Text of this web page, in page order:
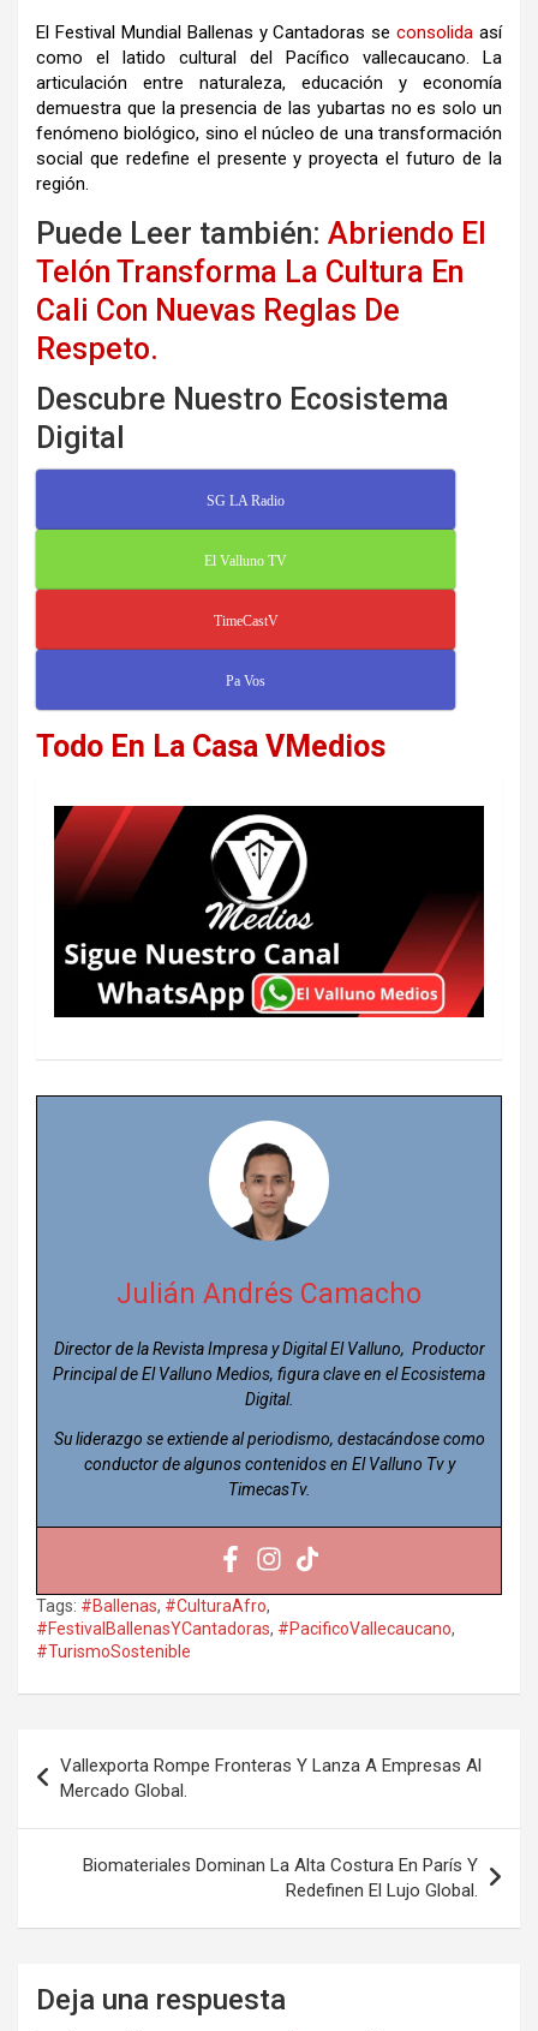
El Festival Mundial Ballenas y Cantadoras seconsolida así
como el latido cultural del Pacífico vallecaucano. La
articulación entre naturaleza, educación y economía
demuestra que la presencia de las yubartas no es solo un
fenómeno biológico, sino el núcleo de una transformación
social que redefine el presente y proyecta el futuro de la
región.
Puede Leer también: Abriendo El
Telón Transforma La Cultura En
Cali Con Nuevas Reglas De
Respeto.
Descubre Nuestro Ecosistema
Digital
SG LA Radio
El Valluno TV
TimeCastV
Pa Vos
Todo En La Casa VMedios
Julián Andrés Camacho
Director de la Revista Impresa y Digital El Valluno, Productor
Principal de El Valluno Medios, figura clave en el Ecosistema
Digital.
Su liderazgo se extiende al periodismo, destacándose como
conductor de algunos contenidos en El Valluno Tv y
TimecasTv.
Tags: #Ballenas, #CulturaAfro,
#FestivalBallenasYCantadoras, #PacificoVallecaucano,
#TurismoSostenible
de
entradas
Vallexporta Rompe Fronteras Y Lanza A Empresas Al
Mercado Global.
Biomateriales Dominan La Alta Costura En París Y
Redefinen El Lujo Global.
Deja una respuesta